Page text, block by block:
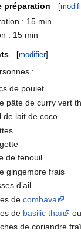
préparation [
: 15 min
: 15 min
[modifier]
:
de poulet
pâte de curry vert
de lait de coco
de fenouil
gingembre frais
d’ail
decombava
de basilic thaï
de coriandre